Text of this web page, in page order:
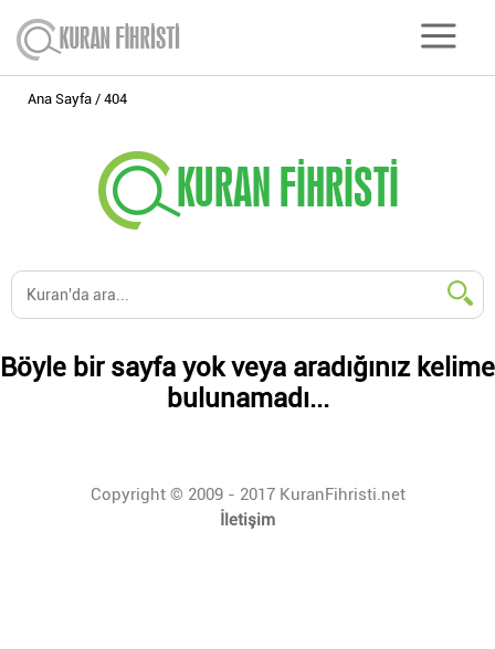
Ana Sayfa 404
Böyle bir sayfa yok veya aradığınız kelime
bulunamadı...
Copyright © 2009 - 2017 KuranFihristi.net
İletişim